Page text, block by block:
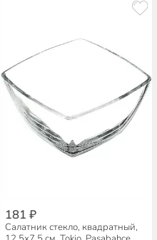
181 ₽
Салатник стекло, квадратный,